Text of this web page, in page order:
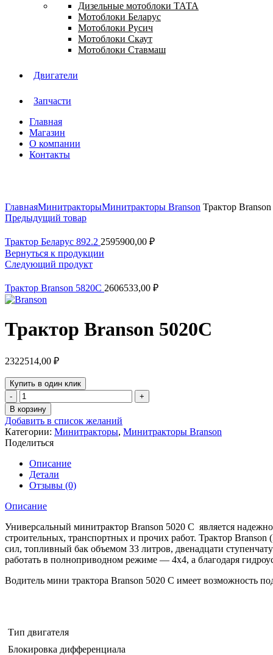
Дизельные мотоблоки ТАТА
Мотоблоки Беларус
Мотоблоки Русич
Мотоблоки Скаут
Мотоблоки Ставмаш
Двигатели
Запчасти
Главная
Магазин
О компании
Контакты
ГлавнаяМинитракторыМинитракторы Branson Трактор
Предыдущий товар
Трактор Беларус 892.2 2595900,00 ₽
Вернуться к продукции
Следующий продукт
Трактор Branson 5820С 2606533,00 ₽
Трактор Branson 5020C
2322514,00 ₽
Купить в один клик
Количество
товара
Трактор
Branson
5020C
В корзину
Добавить в список желаний
Категории: Минитракторы, Минитракторы Branson
Поделиться
Описание
Детали
Отзывы (0)
Описание
Универсальный минитрактор Branson 5020 C является
строительных, транспортных и прочих работ. Трактор
сил, топливный бак объемом 33 литров, двенадцати
работать в полноприводном режиме — 4х4, а благодаря
Водитель мини трактора Branson 5020 С имеет возможность
Тип двигателя
Блокировка дифференциала